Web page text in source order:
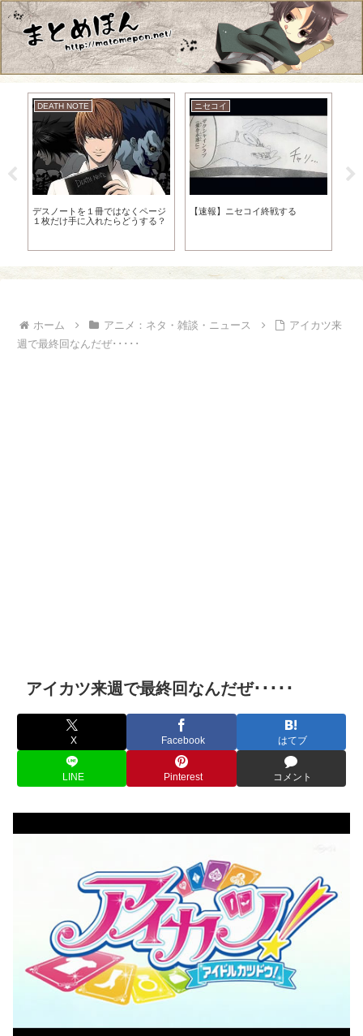
DEATH NOTE
デスノートを１冊ではなくページ
１枚だけ手に入れたらどうする？
ニセコイ
【速報】ニセコイ終戦する
ホーム アニメ：ネタ・雑談・ニュース
アイカツ来
週で最終回なんだぜ･････
アイカツ来週で最終回なんだぜ･････
X Facebook はてブ
LINE Pinterest コメント